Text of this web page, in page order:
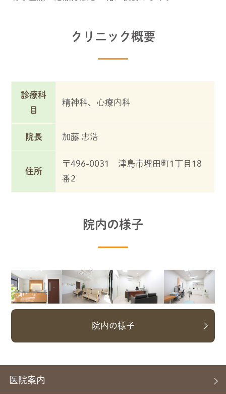
医院案内
クリニック概要
診療科
目
精神科、心療内科
院長 加藤 忠浩
住所
〒496-0031 津島市埋田町1丁目18
番2
院内の様子
院内の様子